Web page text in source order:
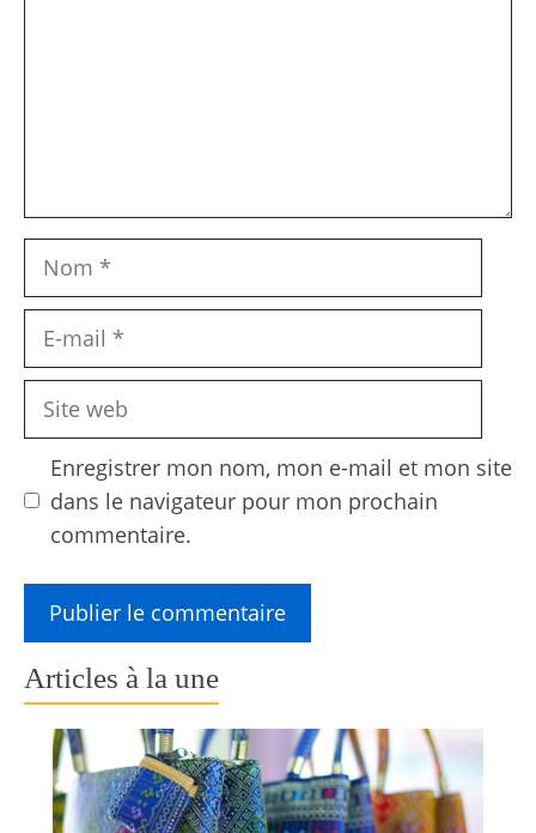
Nom
Site
Enregistrer mon nom, mon e-mail et mon site
dans le navigateur pour mon prochain
commentaire.
Articles à la une